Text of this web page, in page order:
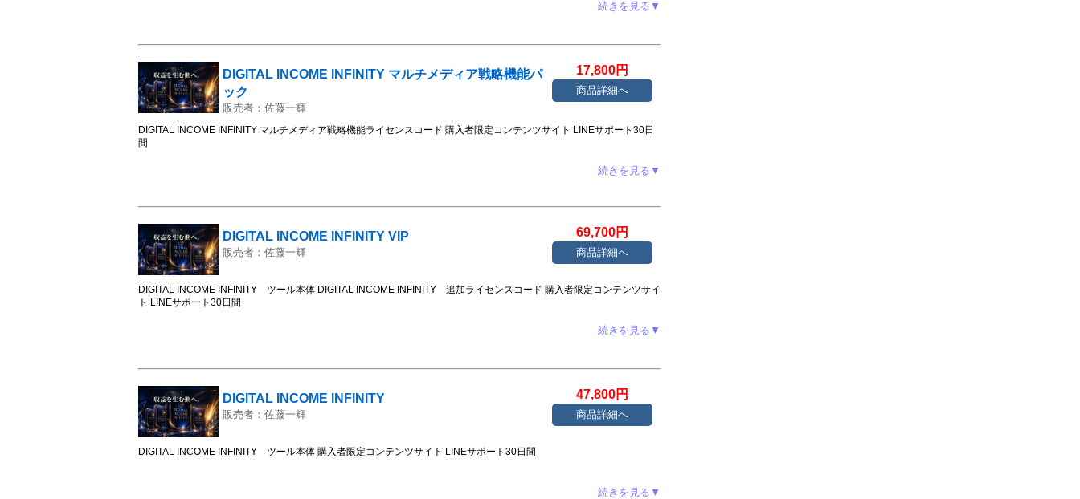
続きを見る▼
DIGITAL INCOME INFINITY マルチメディア戦略機能パ
ック
販売者：佐藤一輝
17,800円
商品詳細へ
DIGITAL INCOME INFINITY マルチメディア戦略機能ライセンスコード 購入者限定コンテンツサイト LINEサポート30日
間
続きを見る▼
DIGITAL INCOME INFINITY VIP
販売者：佐藤一輝
69,700円
商品詳細へ
DIGITAL INCOME INFINITY ツール本体 DIGITAL INCOME INFINITY 追加ライセンスコード 購入者限定コンテンツサイ
ト LINEサポート30日間
続きを見る▼
DIGITAL INCOME INFINITY
販売者：佐藤一輝
47,800円
商品詳細へ
DIGITAL INCOME INFINITY ツール本体 購入者限定コンテンツサイト LINEサポート30日間
続きを見る▼